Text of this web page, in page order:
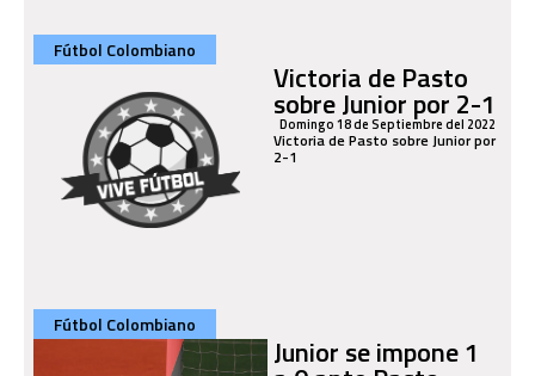
Fútbol Colombiano
Victoria de Pasto
sobre Junior por 2-1
Domingo 18 de Septiembre del 2022
Victoria de Pasto sobre Junior por
2-1
Fútbol Colombiano
Junior se impone 1